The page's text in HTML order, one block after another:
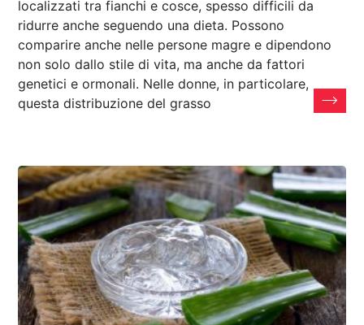
localizzati tra fianchi e cosce, spesso difficili da
ridurre anche seguendo una dieta. Possono
comparire anche nelle persone magre e dipendono
non solo dallo stile di vita, ma anche da fattori
genetici e ormonali. Nelle donne, in particolare,
questa distribuzione del grasso